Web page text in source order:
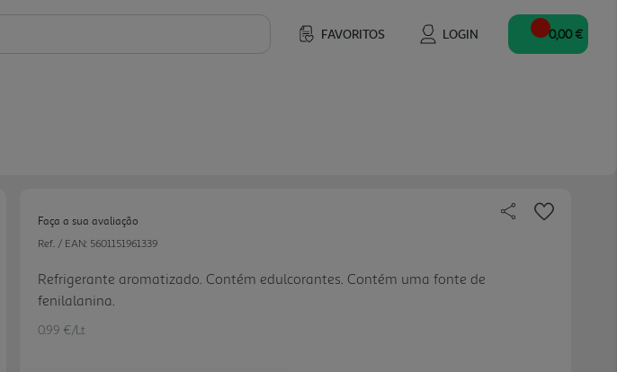
FAVORITOS LOGIN 0,00 €
Faça a sua avaliação
Ref. / EAN: 5601151961339
Refrigerante aromatizado. Contém edulcorantes. Contém uma fonte de
fenilalanina.
0.99 €/Lt